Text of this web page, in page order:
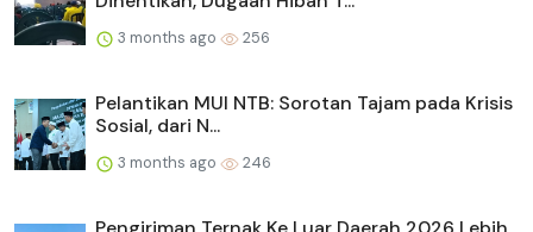
3 months ago 256
Pelantikan MUI NTB: Sorotan Tajam pada Krisis
Sosial, dari N...
3 months ago 246